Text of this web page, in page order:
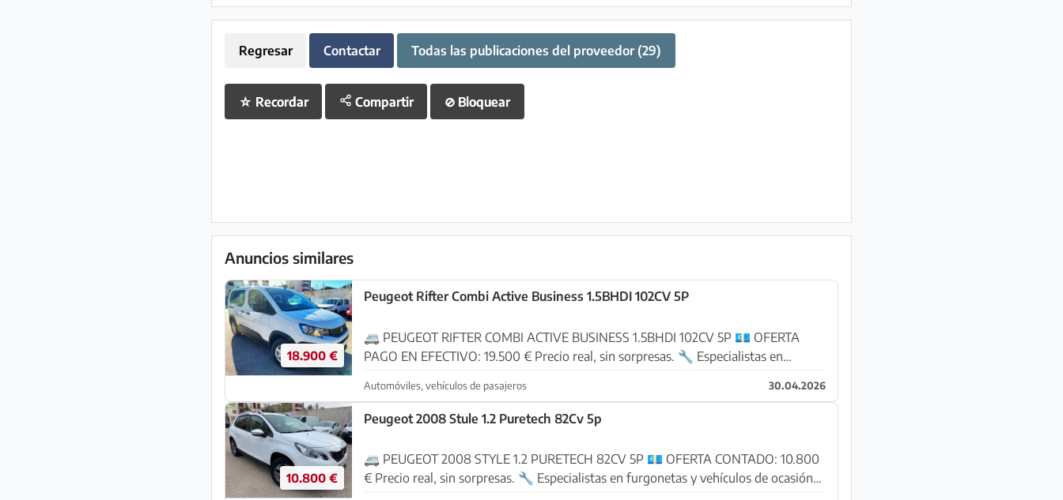
Regresar Contactar Todas las publicaciones del proveedor (29)
☆ Recordar Compartir ⊘ Bloquear
Anuncios similares
18.900 €
Peugeot Rifter Combi Active Business 1.5BHDI 102CV 5P
🚐 PEUGEOT RIFTER COMBI ACTIVE BUSINESS 1.5BHDI 102CV 5P 💶 OFERTA
PAGO EN EFECTIVO: 19.500 € Precio real, sin sorpresas. 🔧 Especialistas en
Automóviles, vehículos de pasajeros 30.04.2026
10.800 €
Peugeot 2008 Stule 1.2 Puretech 82Cv 5p
🚐 PEUGEOT 2008 STYLE 1.2 PURETECH 82CV 5P 💶 OFERTA CONTADO: 10.800
€ Precio real, sin sorpresas. 🔧 Especialistas en furgonetas y vehículos de ocasión